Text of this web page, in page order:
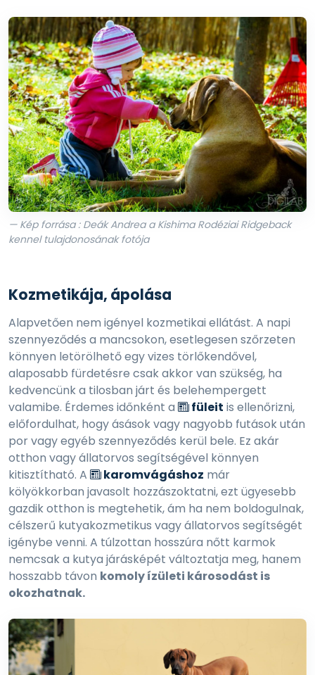
— Kép forrása : Deák Andrea a Kishima Rodéziai Ridgeback
kennel tulajdonosának fotója
Kozmetikája, ápolása
Alapvetően nem igényel kozmetikai ellátást. A napi
szennyeződés a mancsokon, esetlegesen szőrzeten
könnyen letörölhető egy vizes törlőkendővel,
alaposabb fürdetésre csak akkor van szükség, ha
kedvencünk a tilosban járt és belehempergett
valamibe. Érdemes időnként a
füleit is ellenőrizni,
előfordulhat, hogy ásások vagy nagyobb futások után
por vagy egyéb szennyeződés kerül bele. Ez akár
otthon vagy állatorvos segítségével könnyen
kitisztítható. A
karomvágáshoz már
kölyökkorban javasolt hozzászoktatni, ezt ügyesebb
gazdik otthon is megtehetik, ám ha nem boldogulnak,
célszerű kutyakozmetikus vagy állatorvos segítségét
igénybe venni. A túlzottan hosszúra nőtt karmok
nemcsak a kutya járásképét változtatja meg, hanem
hosszabb távon komoly ízületi károsodást is
okozhatnak.